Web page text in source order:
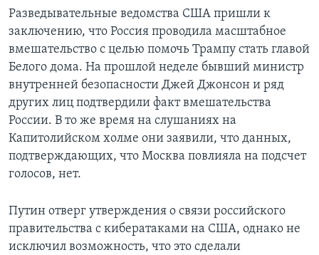
Разведывательные ведомства США пришли к
заключению, что Россия проводила масштабное
вмешательство с целью помочь Трампу стать главой
Белого дома. На прошлой неделе бывший министр
внутренней безопасности Джей Джонсон и ряд
других лиц подтвердили факт вмешательства
России. В то же время на слушаниях на
Капитолийском холме они заявили, что данных,
подтверждающих, что Москва повлияла на подсчет
голосов, нет.
Путин отверг утверждения о связи российского
правительства с кибератаками на США, однако не
исключил возможность, что это сделали